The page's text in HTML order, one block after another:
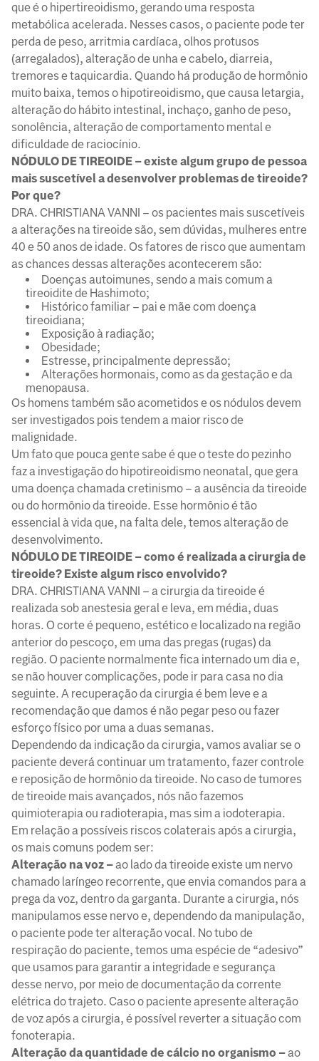
que é o hipertireoidismo, gerando uma resposta
metabólica acelerada. Nesses casos, o paciente pode ter
perda de peso, arritmia cardíaca, olhos protusos
(arregalados), alteração de unha e cabelo, diarreia,
tremores e taquicardia. Quando há produção de hormônio
muito baixa, temos o hipotireoidismo, que causa letargia,
alteração do hábito intestinal, inchaço, ganho de peso,
sonolência, alteração de comportamento mental e
dificuldade de raciocínio.
NÓDULO DE TIREOIDE – existe algum grupo de pessoa
mais suscetível a desenvolver problemas de tireoide?
Por que?
DRA. CHRISTIANA VANNI – os pacientes mais suscetíveis
a alterações na tireoide são, sem dúvidas, mulheres entre
40 e 50 anos de idade. Os fatores de risco que aumentam
as chances dessas alterações acontecerem são:
Doenças autoimunes, sendo a mais comum a
tireoidite de Hashimoto;
Histórico familiar – pai e mãe com doença
tireoidiana;
Exposição à radiação;
Obesidade;
Estresse, principalmente depressão;
Alterações hormonais, como as da gestação e da
menopausa.
Os homens também são acometidos e os nódulos devem
ser investigados pois tendem a maior risco de
malignidade.
Um fato que pouca gente sabe é que o teste do pezinho
faz a investigação do hipotireoidismo neonatal, que gera
uma doença chamada cretinismo – a ausência da tireoide
ou do hormônio da tireoide. Esse hormônio é tão
essencial à vida que, na falta dele, temos alteração de
desenvolvimento.
NÓDULO DE TIREOIDE – como é realizada a cirurgia de
tireoide? Existe algum risco envolvido?
DRA. CHRISTIANA VANNI – a cirurgia da tireoide é
realizada sob anestesia geral e leva, em média, duas
horas. O corte é pequeno, estético e localizado na região
anterior do pescoço, em uma das pregas (rugas) da
região. O paciente normalmente fica internado um dia e,
se não houver complicações, pode ir para casa no dia
seguinte. A recuperação da cirurgia é bem leve e a
recomendação que damos é não pegar peso ou fazer
esforço físico por uma a duas semanas.
Dependendo da indicação da cirurgia, vamos avaliar se o
paciente deverá continuar um tratamento, fazer controle
e reposição de hormônio da tireoide. No caso de tumores
de tireoide mais avançados, nós não fazemos
quimioterapia ou radioterapia, mas sim a iodoterapia.
Em relação a possíveis riscos colaterais após a cirurgia,
os mais comuns podem ser:
Alteração na voz –ao lado da tireoide existe um nervo
chamado laríngeo recorrente, que envia comandos para a
prega da voz, dentro da garganta. Durante a cirurgia, nós
manipulamos esse nervo e, dependendo da manipulação,
o paciente pode ter alteração vocal. No tubo de
respiração do paciente, temos uma espécie de “adesivo”
que usamos para garantir a integridade e segurança
desse nervo, por meio de documentação da corrente
elétrica do trajeto. Caso o paciente apresente alteração
de voz após a cirurgia, é possível reverter a situação com
fonoterapia.
Alteração da quantidade de cálcio no organismo –ao